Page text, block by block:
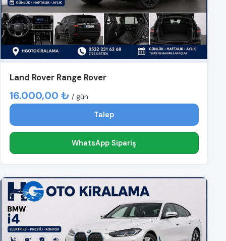
Land Rover Range Rover
16.000,00 ₺ / gün
Talep
WhatsApp Sipariş